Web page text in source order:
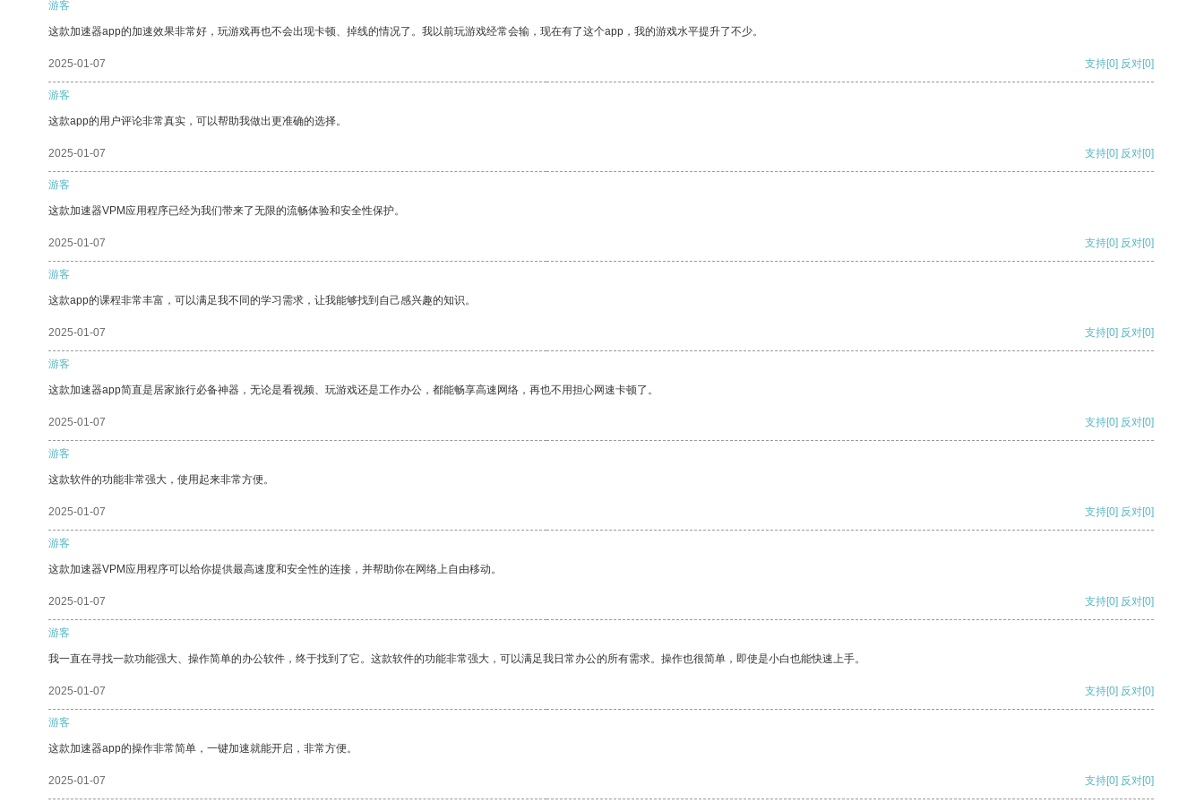
游客
这款加速器app的加速效果非常好，玩游戏再也不会出现卡顿、掉线的情况了。我以前玩游戏经常会输，现在有了这个app，我的游戏水平提升了不少。
2025-01-07 支持[0] 反对[0]
游客
这款app的用户评论非常真实，可以帮助我做出更准确的选择。
2025-01-07 支持[0] 反对[0]
游客
这款加速器VPM应用程序已经为我们带来了无限的流畅体验和安全性保护。
2025-01-07 支持[0] 反对[0]
游客
这款app的课程非常丰富，可以满足我不同的学习需求，让我能够找到自己感兴趣的知识。
2025-01-07 支持[0] 反对[0]
游客
这款加速器app简直是居家旅行必备神器，无论是看视频、玩游戏还是工作办公，都能畅享高速网络，再也不用担心网速卡顿了。
2025-01-07 支持[0] 反对[0]
游客
这款软件的功能非常强大，使用起来非常方便。
2025-01-07 支持[0] 反对[0]
游客
这款加速器VPM应用程序可以给你提供最高速度和安全性的连接，并帮助你在网络上自由移动。
2025-01-07 支持[0] 反对[0]
游客
我一直在寻找一款功能强大、操作简单的办公软件，终于找到了它。这款软件的功能非常强大，可以满足我日常办公的所有需求。操作也很简单，即使是小白也能快速上手。
2025-01-07 支持[0] 反对[0]
游客
这款加速器app的操作非常简单，一键加速就能开启，非常方便。
2025-01-07 支持[0] 反对[0]